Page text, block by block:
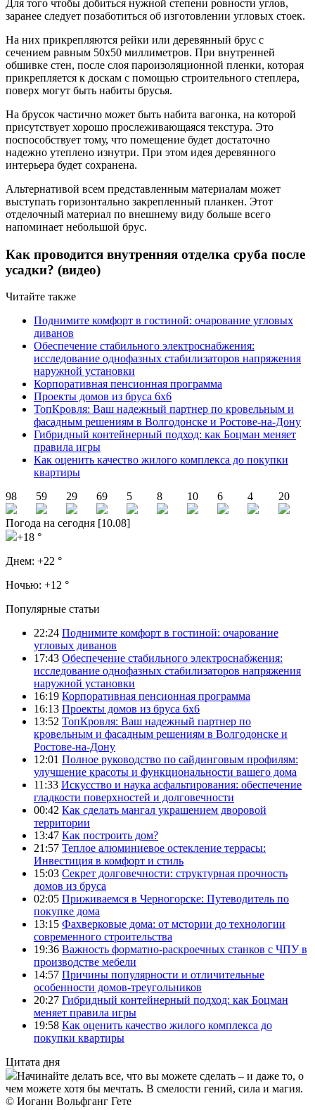
Для того чтобы добиться нужной степени ровности углов,
заранее следует позаботиться об изготовлении угловых стоек.
На них прикрепляются рейки или деревянный брус с
сечением равным 50х50 миллиметров. При внутренней
обшивке стен, после слоя пароизоляционной пленки, которая
прикрепляется к доскам с помощью строительного степлера,
поверх могут быть набиты брусья.
На брусок частично может быть набита вагонка, на которой
присутствует хорошо прослеживающаяся текстура. Это
поспособствует тому, что помещение будет достаточно
надежно утеплено изнутри. При этом идея деревянного
интерьера будет сохранена.
Альтернативой всем представленным материалам может
выступать горизонтально закрепленный планкен. Этот
отделочный материал по внешнему виду больше всего
напоминает небольшой брус.
Как проводится внутренняя отделка сруба после
усадки? (видео)
Читайте также
Поднимите комфорт в гостиной: очарование угловых
диванов
Обеспечение стабильного электроснабжения:
исследование однофазных стабилизаторов напряжения
наружной установки
Корпоративная пенсионная программа
Проекты домов из бруса 6х6
ТопКровля: Ваш надежный партнер по кровельным и
фасадным решениям в Волгодонске и Ростове-на-Дону
Гибридный контейнерный подход: как Боцман меняет
правила игры
Как оценить качество жилого комплекса до покупки
квартиры
98
59 29 69 5 8 10 6 4 20
Погода на сегодня [10.08]
+18 °
Днем: +22 °
Ночью: +12 °
Популярные статьи
22:24 Поднимите комфорт в гостиной: очарование
угловых диванов
17:43 Обеспечение стабильного электроснабжения:
исследование однофазных стабилизаторов напряжения
наружной установки
16:19 Корпоративная пенсионная программа
16:13 Проекты домов из бруса 6х6
13:52 ТопКровля: Ваш надежный партнер по
кровельным и фасадным решениям в Волгодонске и
Ростове-на-Дону
12:01 Полное руководство по сайдинговым профилям:
улучшение красоты и функциональности вашего дома
11:33 Искусство и наука асфальтирования: обеспечение
гладкости поверхностей и долговечности
00:42 Как сделать мангал украшением дворовой
территории
13:47 Как построить дом?
21:57 Теплое алюминиевое остекление террасы:
Инвестиция в комфорт и стиль
15:03 Секрет долговечности: структурная прочность
домов из бруса
02:05 Приживаемся в Черногорске: Путеводитель по
покупке дома
13:15 Фахверковые дома: от мстории до технологии
современного строительства
19:36 Важность форматно-раскроечных станков с ЧПУ в
производстве мебели
14:57 Причины популярности и отличительные
особенности домов-треугольников
20:27 Гибридный контейнерный подход: как Боцман
меняет правила игры
19:58 Как оценить качество жилого комплекса до
покупки квартиры
Цитата дня
Начинайте делать все, что вы можете сделать – и даже то, о
чем можете хотя бы мечтать. В смелости гений, сила и магия.
© Иоганн Вольфганг Гете